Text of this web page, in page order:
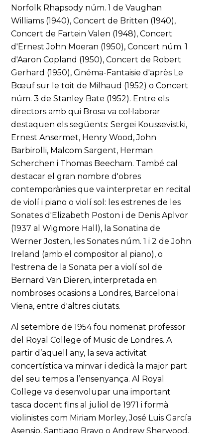
Norfolk Rhapsody núm. 1 de Vaughan
Williams (1940), Concert de Britten (1940),
Concert de Fartein Valen (1948), Concert
d'Ernest John Moeran (1950), Concert núm. 1
d'Aaron Copland (1950), Concert de Robert
Gerhard (1950), Cinéma-Fantaisie d'après Le
Bœuf sur le toit de Milhaud (1952) o Concert
núm. 3 de Stanley Bate (1952). Entre els
directors amb qui Brosa va col·laborar
destaquen els següents: Sergei Koussevistki,
Ernest Ansermet, Henry Wood, John
Barbirolli, Malcom Sargent, Herman
Scherchen i Thomas Beecham. També cal
destacar el gran nombre d'obres
contemporànies que va interpretar en recital
de violí i piano o violí sol: les estrenes de les
Sonates d'Elizabeth Poston i de Denis Aplvor
(1937 al Wigmore Hall), la Sonatina de
Werner Josten, les Sonates núm. 1 i 2 de John
Ireland (amb el compositor al piano), o
l'estrena de la Sonata per a violí sol de
Bernard Van Dieren, interpretada en
nombroses ocasions a Londres, Barcelona i
Viena, entre d'altres ciutats.
Al setembre de 1954 fou nomenat professor
del Royal College of Music de Londres. A
partir d’aquell any, la seva activitat
concertística va minvar i dedicà la major part
del seu temps a l’ensenyança. Al Royal
College va desenvolupar una important
tasca docent fins al juliol de 1971 i formà
violinistes com Miriam Morley, José Luis García
Asensio, Santiago Bravo o Andrew Sherwood,